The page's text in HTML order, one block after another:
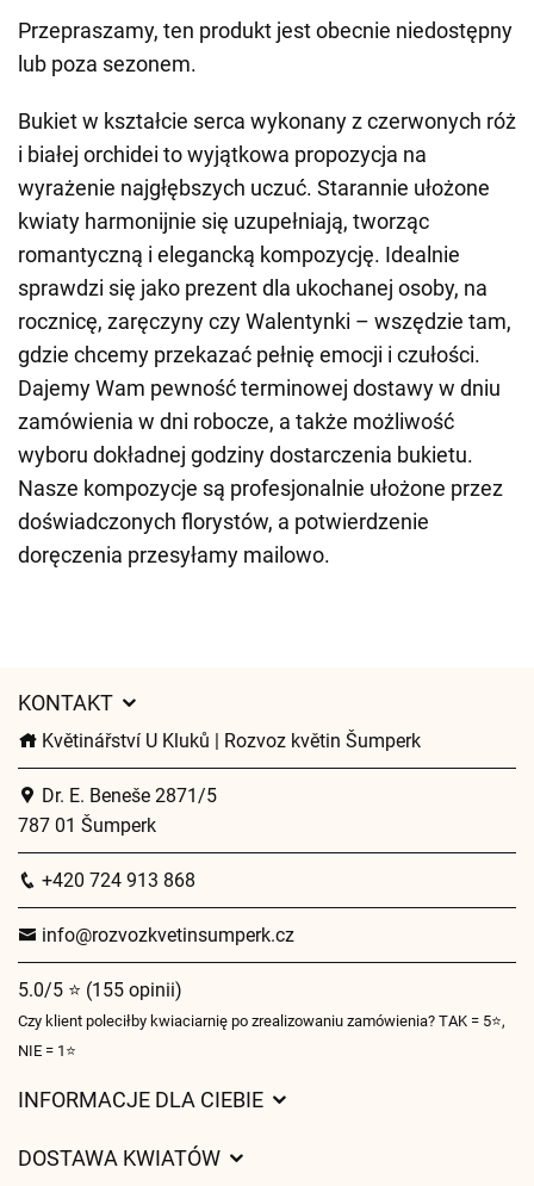
Przepraszamy, ten produkt jest obecnie niedostępny
lub poza sezonem.
Bukiet w kształcie serca wykonany z czerwonych róż
i białej orchidei to wyjątkowa propozycja na
wyrażenie najgłębszych uczuć. Starannie ułożone
kwiaty harmonijnie się uzupełniają, tworząc
romantyczną i elegancką kompozycję. Idealnie
sprawdzi się jako prezent dla ukochanej osoby, na
rocznicę, zaręczyny czy Walentynki – wszędzie tam,
gdzie chcemy przekazać pełnię emocji i czułości.
Dajemy Wam pewność terminowej dostawy w dniu
zamówienia w dni robocze, a także możliwość
wyboru dokładnej godziny dostarczenia bukietu.
Nasze kompozycje są profesjonalnie ułożone przez
doświadczonych florystów, a potwierdzenie
doręczenia przesyłamy mailowo.
KONTAKT
Květinářství U Kluků | Rozvoz květin Šumperk
Dr. E. Beneše 2871/5
787 01 Šumperk
+420 724 913 868
info@rozvozkvetinsumperk.cz
5.0/5 ⭐ (155 opinii)
Czy klient poleciłby kwiaciarnię po zrealizowaniu zamówienia? TAK = 5⭐,
NIE = 1⭐
INFORMACJE DLA CIEBIE
DOSTAWA KWIATÓW